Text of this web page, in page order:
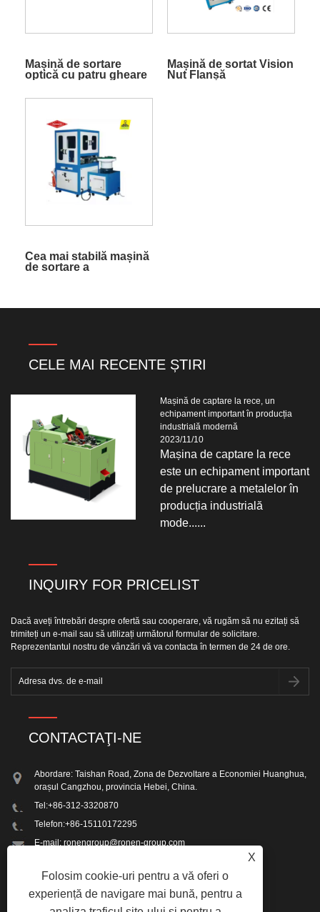
Mașină de sortare
optică cu patru gheare
Mașină de sortat Vision
Nut Flanșă
Cea mai stabilă mașină
de sortare a
CELE MAI RECENTE ȘTIRI
Mașină de captare la rece, un
echipament important în producția
industrială modernă
2023/11/10
Mașina de captare la rece
este un echipament important
de prelucrare a metalelor în
producția industrială
mode......
INQUIRY FOR PRICELIST
Dacă aveți întrebări despre ofertă sau cooperare, vă rugăm să nu ezitați să
trimiteți un e-mail sau să utilizați următorul formular de solicitare.
Reprezentantul nostru de vânzări vă va contacta în termen de 24 de ore.
CONTACTAŢI-NE
Abordare: Taishan Road, Zona de Dezvoltare a Economiei Huanghua,
orașul Cangzhou, provincia Hebei, China.
Tel:+86-312-3320870
Telefon:+86-15110172295
E-mail:ronengroup@ronen-group.com
X
Folosim cookie-uri pentru a vă oferi o
experiență de navigare mai bună, pentru a